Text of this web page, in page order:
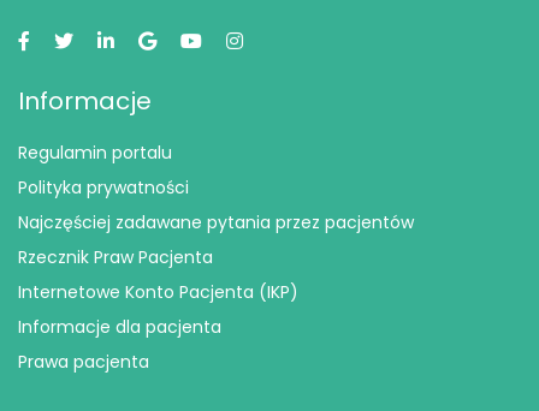
Informacje
Regulamin portalu
Polityka prywatności
Najczęściej zadawane pytania przez pacjentów
Rzecznik Praw Pacjenta
Internetowe Konto Pacjenta (IKP)
Informacje dla pacjenta
Prawa pacjenta